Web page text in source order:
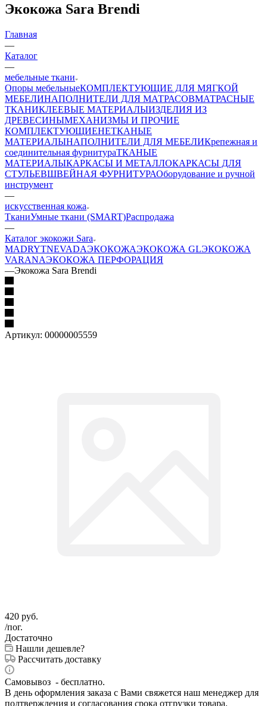
Экокожа Sara Brendi
Главная
—
Каталог
—
мебельные ткани
Опоры мебельныеКОМПЛЕКТУЮЩИЕ ДЛЯ МЯГКОЙ
МЕБЕЛИНАПОЛНИТЕЛИ ДЛЯ МАТРАСОВМАТРАСНЫЕ
ТКАНИКЛЕЕВЫЕ МАТЕРИАЛЫИЗДЕЛИЯ ИЗ
ДРЕВЕСИНЫМЕХАНИЗМЫ И ПРОЧИЕ
КОМПЛЕКТУЮЩИЕНЕТКАНЫЕ
МАТЕРИАЛЫНАПОЛНИТЕЛИ ДЛЯ МЕБЕЛИКрепежная и
соединительная фурнитураТКАНЫЕ
МАТЕРИАЛЫКАРКАСЫ И МЕТАЛЛОКАРКАСЫ ДЛЯ
СТУЛЬЕВШВЕЙНАЯ ФУРНИТУРАОборудование и ручной
инструмент
—
искусственная кожа
ТканиУмные ткани (SMART)Распродажа
—
Каталог экокожи Sara
MADRYTNEVADAЭКОКОЖАЭКОКОЖА GLЭКОКОЖА
VARANAЭКОКОЖА ПЕРФОРАЦИЯ
—Экокожа Sara Brendi
Артикул: 00000005559
420 руб.
/пог.
Достаточно
Нашли дешевле?
Рассчитать доставку
Самовывоз - бесплатно.
В день оформления заказа с Вами свяжется наш менеджер для
подтверждения и согласования срока отгрузки товара.